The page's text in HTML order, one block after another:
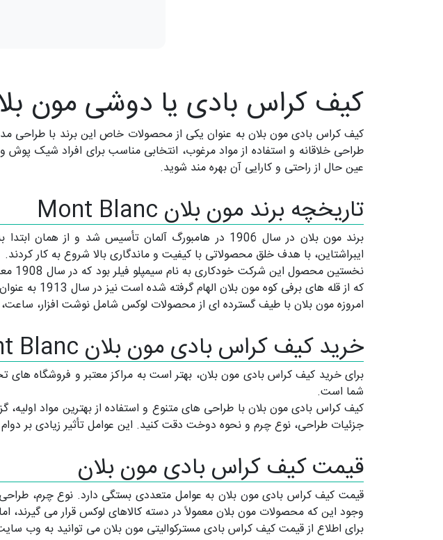
کیف کراس بادی یا دوشی مون
کیف کراس بادی مون بلان به عنوان یکی از محصولات خاص این برند با طراحی
طراحی خلاقانه و استفاده از مواد مرغوب، انتخابی مناسب برای افراد شیک
عین حال از راحتی و کارایی آن بهره مند شوید.
تاریخچه برند مون بلان Mont Blanc
برند مون بلان در سال 1906 در هامبورگ آلمان تأسیس
ایبراشتاین، با هدف خلق محصولاتی با کیفیت و ماندگاری بالا شروع به کار کردند.
که از قله های برفی کوه مون بلان الهام گرفته شده است نیز در سال 1913 به عنوان لوگوی رسمی معرفی شد.
امروزه مون بلان با طیف گسترده ای از محصولات لوکس شامل نوشت افزار،
خرید کیف کراس بادی مون بلان Mont Blanc
برای خرید کیف کراس بادی مون بلان، بهتر است به مراکز معتبر و فروشگاه
شما است.
کیف کراس بادی مون بلان با طراحی های متنوع و استفاده از بهترین مواد
جزئیات طراحی، نوع چرم و نحوه دوخت دقت کنید. این عوامل تأثیر زیادی بر
قیمت کیف کراس بادی مون بلان
قیمت کیف کراس بادی مون بلان به عوامل متعددی بستگی دارد. نوع چرم،
وجود این که محصولات مون بلان معمولاً در دسته کالاهای لوکس قرار می گیرند،
برای اطلاع از قیمت کیف کراس بادی مسترکوالیتی مون بلان می توانید به وب